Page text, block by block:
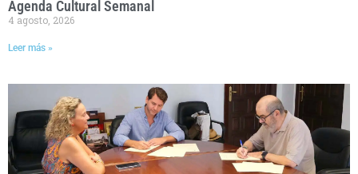
Agenda Cultural Semanal
4 agosto, 2026
Leer más »